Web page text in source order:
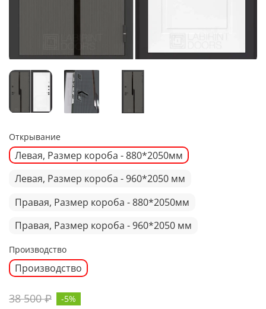
Открывание
Левая, Размер короба - 880*2050мм
Левая, Размер короба - 960*2050 мм
Правая, Размер короба - 880*2050мм
Правая, Размер короба - 960*2050 мм
Производство
Производство
38 500 ₽ -5%